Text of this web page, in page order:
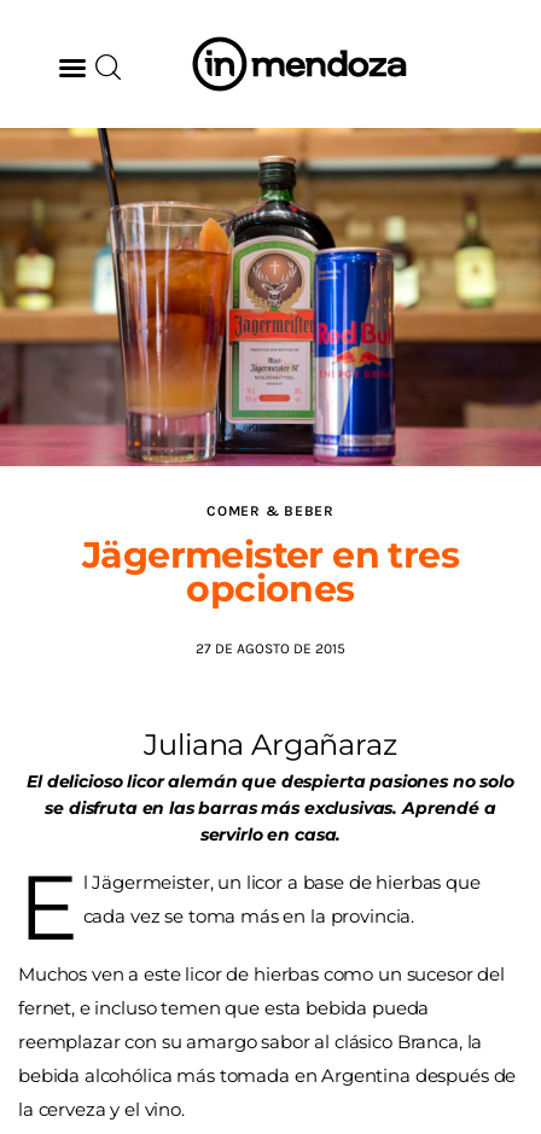
BODEGAS
GASTRONOMÍA
ARTE & CULTURA
MÚSICA
DÓNDE IR
TENDENCIAS
COMER & BEBER
Jägermeister en tres
opciones
27 DE AGOSTO DE 2015
Juliana Argañaraz
El delicioso licor alemán que despierta pasiones no solo
se disfruta en las barras más exclusivas. Aprendé a
servirlo en casa.
E l Jägermeister, un licor a base de hierbas que
cada vez se toma más en la provincia.
Muchos ven a este licor de hierbas como un sucesor del
fernet, e incluso temen que esta bebida pueda
reemplazar con su amargo sabor al clásico Branca, la
bebida alcohólica más tomada en Argentina después de
la cerveza y el vino.